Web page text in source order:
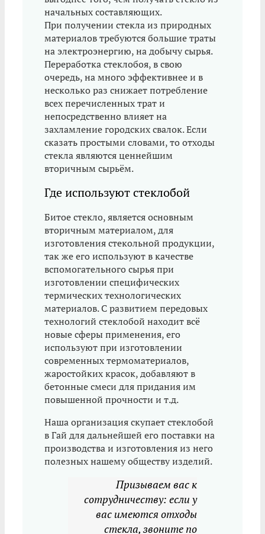
начальных составляющих.
При получении стекла из природных
материалов требуются большие траты
на электроэнергию, на добычу сырья.
Переработка стеклобоя, в свою
очередь, на много эффективнее и в
несколько раз снижает потребление
всех перечисленных трат и
непосредственно влияет на
захламление городских свалок. Если
сказать простыми словами, то отходы
стекла являются ценнейшим
вторичным сырьём.
Где используют стеклобой
Битое стекло, является основным
вторичным материалом, для
изготовления стекольной продукции,
так же его используют в качестве
вспомогательного сырья при
изготовлении специфических
термических технологических
материалов. С развитием передовых
технологий стеклобой находит всё
новые сферы применения, его
используют при изготовлении
современных термоматериалов,
жаростойких красок, добавляют в
бетонные смеси для придания им
повышенной прочности и т.д.
Наша организация скупает стеклобой
в Гай для дальнейшей его поставки на
производства и изготовления из него
полезных нашему обществу изделий.
Призываем вас к
сотрудничеству: если у
вас имеются отходы
стекла, звоните по